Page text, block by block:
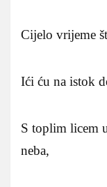
Cijelo vrijeme
Ići ću na istok
S toplim licem